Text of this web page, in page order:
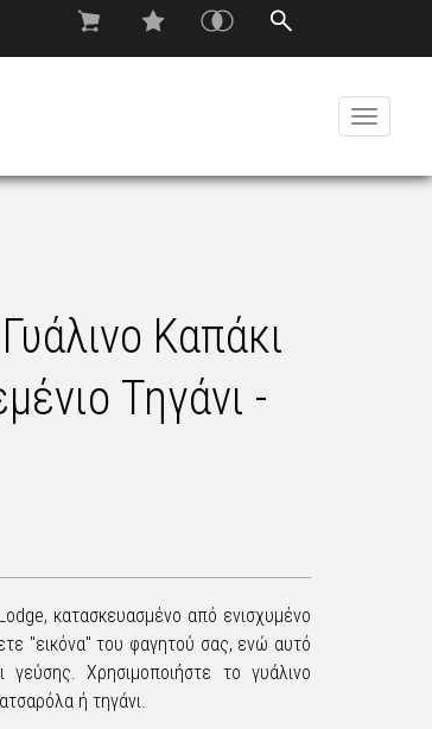
Toggle
Καπάκι
Τηγάνι -
κατασκευασμένο από ενισχυμένο
"εικόνα" του φαγητού σας, ενώ αυτό
γεύσης. Χρησιμοποιήστε το γυάλινο
ή τηγάνι.